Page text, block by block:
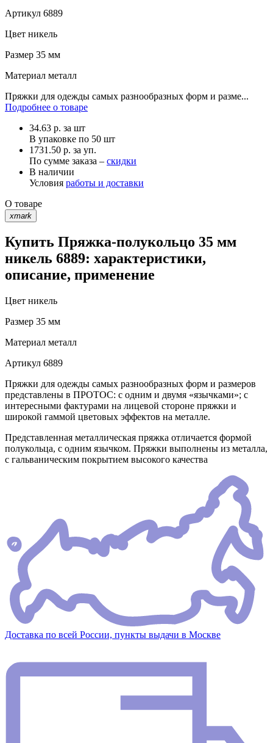
Артикул 6889
Цвет никель
Размер 35 мм
Материал металл
Пряжки для одежды самых разнообразных форм и разме...
Подробнее о товаре
34.63 р. за шт
В упаковке по 50 шт
1731.50 р. за уп.
По сумме заказа – скидки
В наличии
Условия работы и доставки
О товаре
xmark
Купить Пряжка-полукольцо 35 мм
никель 6889: характеристики,
описание, применение
Цвет никель
Размер 35 мм
Материал металл
Артикул 6889
Пряжки для одежды самых разнообразных форм и размеров
представлены в ПРОТОС: с одним и двумя «язычками»; с
интересными фактурами на лицевой стороне пряжки и
широкой гаммой цветовых эффектов на металле.
Представленная металлическая пряжка отличается формой
полукольца, с одним язычком. Пряжки выполнены из металла,
с гальваническим покрытием высокого качества
Доставка по всей России, пункты выдачи в Москве